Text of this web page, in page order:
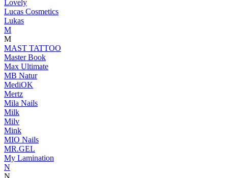
Lovely
Lucas Cosmetics
Lukas
M
M
MAST TATTOO
Master Book
Max Ultimate
MB Natur
MediOK
Mertz
Mila Nails
Milk
Milv
Mink
MIO Nails
MR.GEL
My Lamination
N
N